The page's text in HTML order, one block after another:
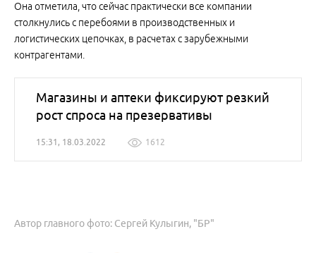
Она отметила, что сейчас практически все компании
столкнулись с перебоями в производственных и
логистических цепочках, в расчетах с зарубежными
контрагентами.
Магазины и аптеки фиксируют резкий
рост спроса на презервативы
15:31, 18.03.2022 1612
Автор главного фото: Сергей Кулыгин, "БР"